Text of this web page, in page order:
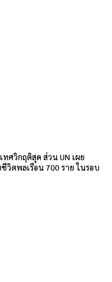
ศวิกฤติสุด ส่วน UN เผย
วิตพลเรือน 700 ราย ในรอบ